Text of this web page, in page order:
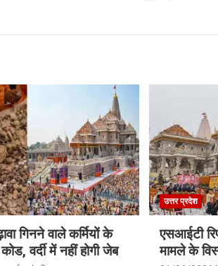
गिनने वाले कर्मियों के
वर्दी में नहीं होगी जेब
उत्तर प्रदेश
एसआईटी
मामले के